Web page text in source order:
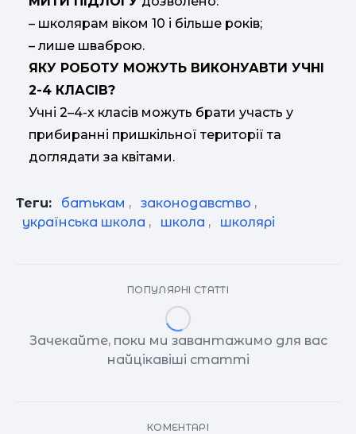
– школярам віком 10 і більше років;
– лише шваброю.
ЯКУ РОБОТУ МОЖУТЬ ВИКОНУАВТИ УЧНІ
2-4 КЛАСІВ?
Учні 2–4-х класів можуть брати участь у
прибиранні пришкільної території та
доглядати за квітами.
Теги: батькам , законодавство ,
українська школа , школа , школярі
ПОПУЛЯРНІ СТАТТІ
Зачекайте, поки ми завантажимо для вас
найцікавіші статті
КОМЕНТАРІ